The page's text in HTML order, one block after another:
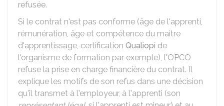
refusée.
Si le contrat n'est pas conforme (âge de l'apprenti,
rémunération, âge et compétence du maitre
d'apprentissage, certification Qualiopi de
l'organisme de formation par exemple), l'OPCO
refuse la prise en charge financière du contrat. Il
explique les motifs de son refus dans une décision
qu'il transmet à l'employeur, à l'apprenti (son